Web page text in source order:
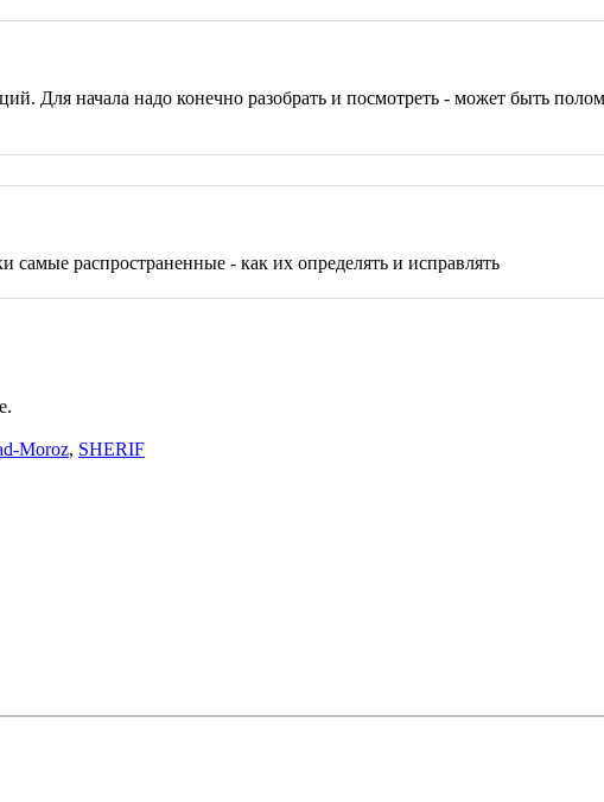
Для начала надо конечно разобрать и посмотреть - может быть
самые распространенные - как их определять и исправлять
Moroz, SHERIF